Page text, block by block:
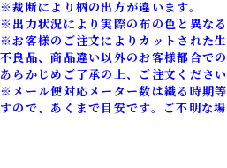
※裁断により柄の出方が違います。
※出力状況により実際の布の色と異なる
※お客様のご注文によりカットされた
不良品、商品違い以外のお客様都合で
あらかじめご了承の上、ご注文ください
※メール便対応メーター数は織る時期
すので、あくまで目安です。ご不明な